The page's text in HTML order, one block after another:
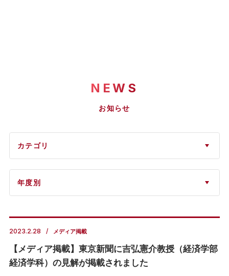
NEWS
お知らせ
2023.2.28 メディア掲載
【メディア掲載】東京新聞に吉弘憲介教授（経済学部
経済学科）の見解が掲載されました
カテゴリ
年度別